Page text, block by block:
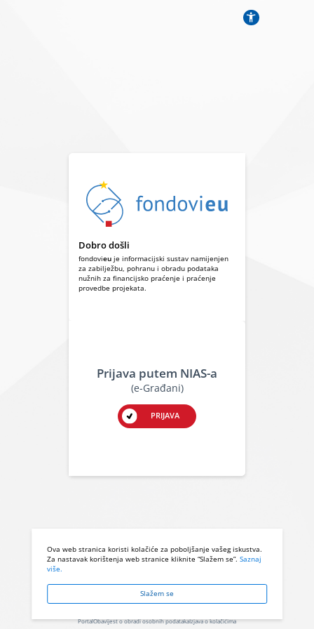
Ova web stranica koristi kolačiće za poboljšanje vašeg iskustva.
Za nastavak korištenja web stranice kliknite “Slažem se”.Saznaj
više.
Slažem se
Dobro došli
fondovieu je informacijski sustav namijenjen
za zabilježbu, pohranu i obradu podataka
nužnih za financijsko praćenje i praćenje
provedbe projekata.
Prijava putem NIAS-a
(e-Građani)
PRIJAVA
PortalObavijest o obradi osobnih podatakaIzjava o kolačićima